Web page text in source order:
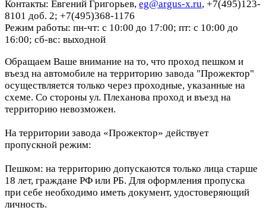
Контакты: Евгений Григорьев, eg@argus-x.ru, +7(495)123-
8101 доб. 2; +7(495)368-1176
Режим работы: пн-чт: с 10:00 до 17:00; пт: с 10:00 до
16:00; сб-вс: выходной
Обращаем Ваше внимание на то, что проход пешком и
въезд на автомобиле на территорию завода "Прожектор"
осуществляется только через проходные, указанные на
схеме. Со стороны ул. Плеханова проход и въезд на
территорию невозможен.
На территории завода «Прожектор» действует
пропускной режим:
Пешком: на территорию допускаются только лица старше
18 лет, граждане РФ или РБ. Для оформления пропуска
при себе необходимо иметь документ, удостоверяющий
личность.